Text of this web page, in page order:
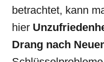
betrachtet, kann
hier
Drang nach